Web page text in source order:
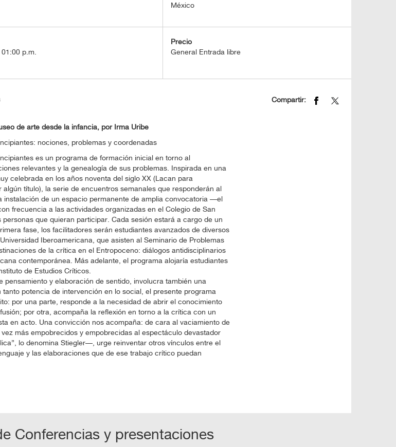
México
p.m.
Precio
General Entrada libre
de arte desde la infancia, por Irma Uribe
nociones, problemas y coordenadas
es un programa de formación inicial en torno al
relevantes y la genealogía de sus problemas. Inspirada en una
celebrada en los años noventa del siglo XX (Lacan para
título), la serie de encuentros semanales que responderán al
instalación de un espacio permanente de amplia convocatoria —el
frecuencia a las actividades organizadas en el Colegio de San
personas que quieran participar. Cada sesión estará a cargo de un
fase, los facilitadores serán estudiantes avanzados de diversos
Iberoamericana, que asisten al Seminario de Problemas
de la crítica en el Entropoceno: diálogos antidisciplinarios
contemporánea. Más adelante, el programa alojaría estudiantes
de Estudios Críticos.
pensamiento y elaboración de sentido, involucra también una
potencia de intervención en lo social, el presente programa
por una parte, responde a la necesidad de abrir el conocimiento
por otra, acompaña la reflexión en torno a la crítica con un
en acto. Una convicción nos acompaña: de cara al vaciamiento de
más empobrecidos y empobrecidas al espectáculo devastador
lo denomina Stiegler—, urge reinventar otros vínculos entre el
y las elaboraciones que de ese trabajo crítico puedan
Compartir:
Conferencias y presentaciones